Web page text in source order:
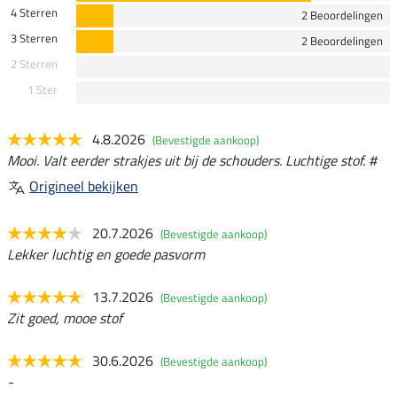
4 Sterren
2 Beoordelingen
3 Sterren
2 Beoordelingen
2 Sterren
1 Ster
4.8.2026 (Bevestigde aankoop)
Mooi. Valt eerder strakjes uit bij de schouders. Luchtige stof. #
Origineel bekijken
20.7.2026 (Bevestigde aankoop)
Lekker luchtig en goede pasvorm
13.7.2026 (Bevestigde aankoop)
Zit goed, mooe stof
30.6.2026 (Bevestigde aankoop)
-